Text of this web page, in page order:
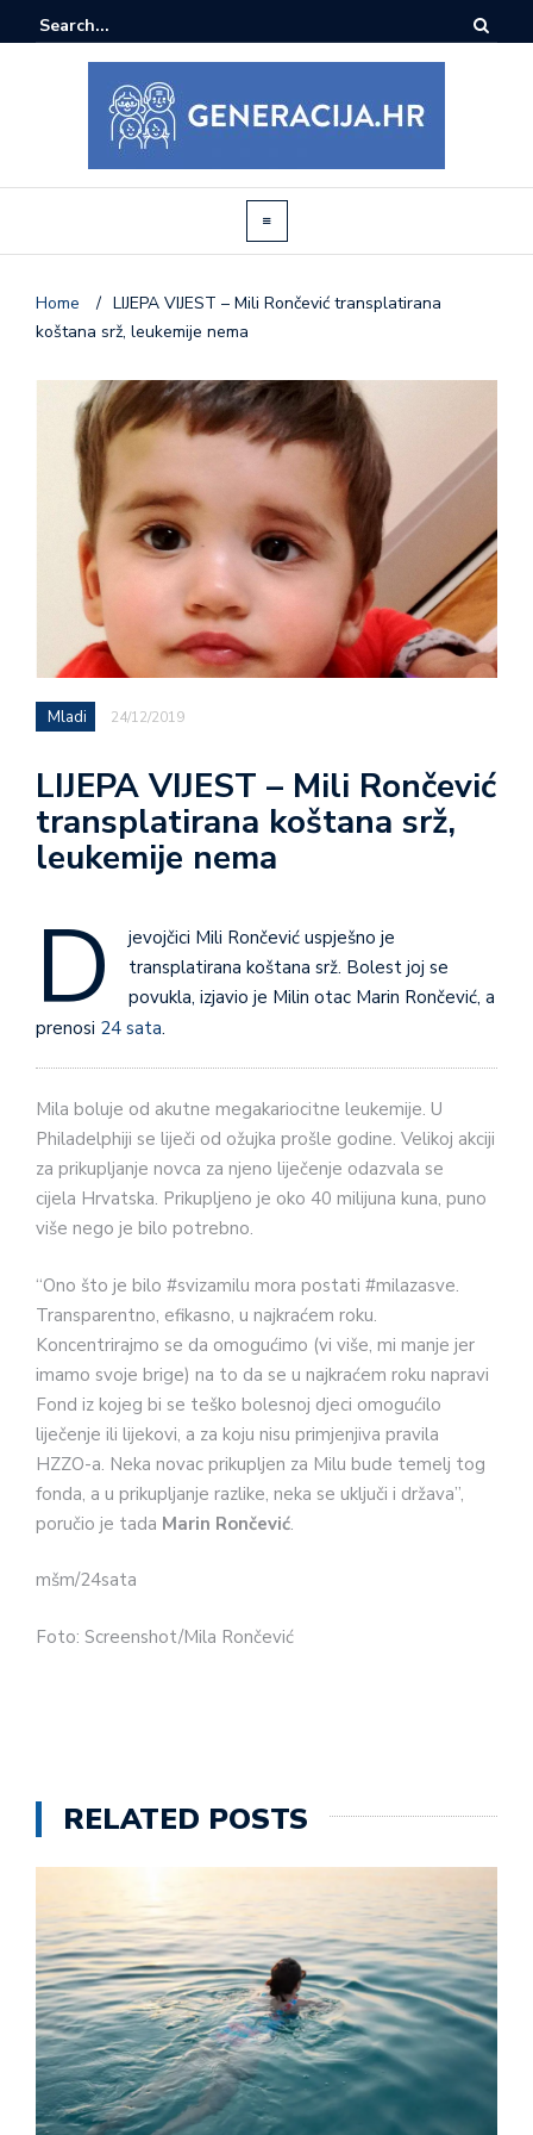
Home / LIJEPA VIJEST – Mili Rončević transplatirana
koštana srž, leukemije nema
Mladi 24/12/2019
LIJEPA VIJEST – Mili Rončević
transplatirana koštana srž,
leukemije nema
D
jevojčici Mili Rončević uspješno je
transplatirana koštana srž. Bolest joj se
povukla, izjavio je Milin otac Marin Rončević, a
prenosi 24 sata.
Mila boluje od akutne megakariocitne leukemije. U
Philadelphiji se liječi od ožujka prošle godine. Velikoj akciji
za prikupljanje novca za njeno liječenje odazvala se
cijela Hrvatska. Prikupljeno je oko 40 milijuna kuna, puno
više nego je bilo potrebno.
“Ono što je bilo #svizamilu mora postati #milazasve.
Transparentno, efikasno, u najkraćem roku.
Koncentrirajmo se da omogućimo (vi više, mi manje jer
imamo svoje brige) na to da se u najkraćem roku napravi
Fond iz kojeg bi se teško bolesnoj djeci omogućilo
liječenje ili lijekovi, a za koju nisu primjenjiva pravila
HZZO-a. Neka novac prikupljen za Milu bude temelj tog
fonda, a u prikupljanje razlike, neka se uključi i država”,
poručio je tada Marin Rončević.
mšm/24sata
Foto: Screenshot/Mila Rončević
RELATED POSTS